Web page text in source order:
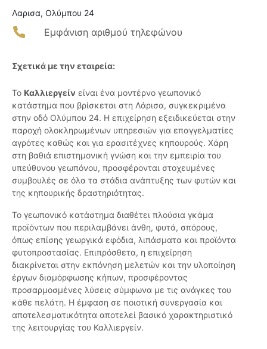
Λαρισα, Ολύμπου 24
Εμφάνιση αριθμού τηλεφώνου
Σχετικά με την εταιρεία:
Το Καλλιεργείν είναι ένα μοντέρνο γεωπονικό
κατάστημα που βρίσκεται στη Λάρισα, συγκεκριμένα
στην οδό Ολύμπου 24. Η επιχείρηση εξειδικεύεται στην
παροχή ολοκληρωμένων υπηρεσιών για επαγγελματίες
αγρότες καθώς και για ερασιτέχνες κηπουρούς. Χάρη
στη βαθιά επιστημονική γνώση και την εμπειρία του
υπεύθυνου γεωπόνου, προσφέρονται στοχευμένες
συμβουλές σε όλα τα στάδια ανάπτυξης των φυτών και
της κηπουρικής δραστηριότητας.
Το γεωπονικό κατάστημα διαθέτει πλούσια γκάμα
προϊόντων που περιλαμβάνει άνθη, φυτά, σπόρους,
όπως επίσης γεωργικά εφόδια, λιπάσματα και προϊόντα
φυτοπροστασίας. Επιπρόσθετα, η επιχείρηση
διακρίνεται στην εκπόνηση μελετών και την υλοποίηση
έργων διαμόρφωσης κήπων, προσφέροντας
προσαρμοσμένες λύσεις σύμφωνα με τις ανάγκες του
κάθε πελάτη. Η έμφαση σε ποιοτική συνεργασία και
αποτελεσματικότητα αποτελεί βασικό χαρακτηριστικό
της λειτουργίας του Καλλιεργείν.